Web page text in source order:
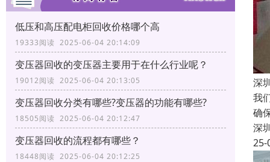
低压和高压配电柜回收价格哪个高
19333阅读 2025-06-04 20:14:09
变压器回收的变压器主要用于在什么行业呢？
19012阅读 2025-06-04 20:13:05
变压器回收分类有哪些?变压器的功能有哪些?
18505阅读 2025-06-04 20:12:47
变压器回收的流程都有哪些？
18448阅读 2025-06-04 20:12:25
深
我
确
深
25-